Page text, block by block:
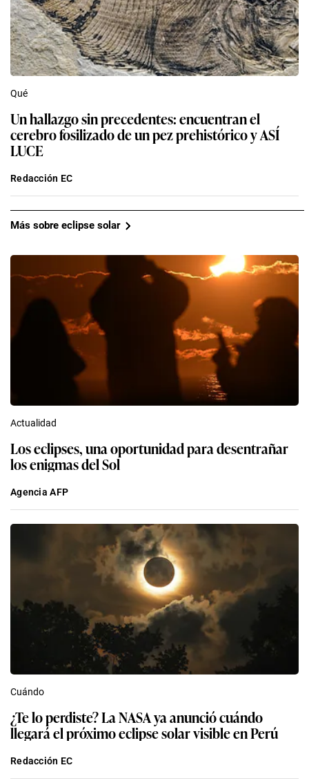
Qué
Un hallazgo sin precedentes: encuentran el
cerebro fosilizado de un pez prehistórico y ASÍ
LUCE
Redacción EC
Más sobre eclipse solar
Actualidad
Los eclipses, una oportunidad para desentrañar
los enigmas del Sol
Agencia AFP
Cuándo
¿Te lo perdiste? La NASA ya anunció cuándo
llegará el próximo eclipse solar visible en Perú
Redacción EC